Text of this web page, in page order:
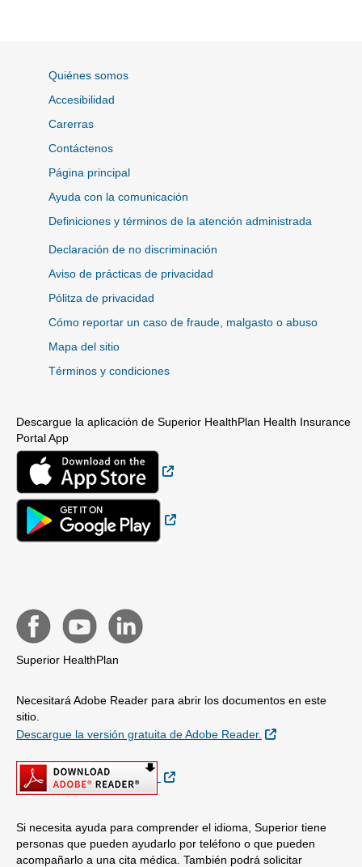
Quiénes somos
Accesibilidad
Carerras
Contáctenos
Página principal
Ayuda con la comunicación
Definiciones y términos de la atención administrada
Declaración de no discriminación
Aviso de prácticas de privacidad
Pólitza de privacidad
Cómo reportar un caso de fraude, malgasto o abuso
Mapa del sitio
Términos y condiciones
Descargue la aplicación de Superior HealthPlan Health Insurance
Portal App
Superior HealthPlan
Necesitará Adobe Reader para abrir los documentos en este
sitio.
Descargue la versión gratuita de Adobe Reader.
Sitio Externo
Sitio Externo
Si necesita ayuda para comprender el idioma, Superior tiene
personas que pueden ayudarlo por teléfono o que pueden
acompañarlo a una cita médica. También podrá solicitar